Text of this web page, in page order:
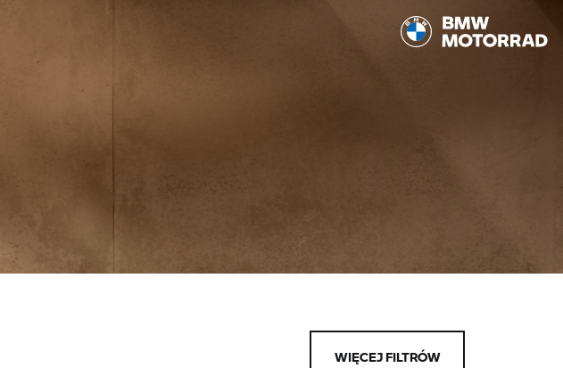
WIĘCEJ FILTRÓW